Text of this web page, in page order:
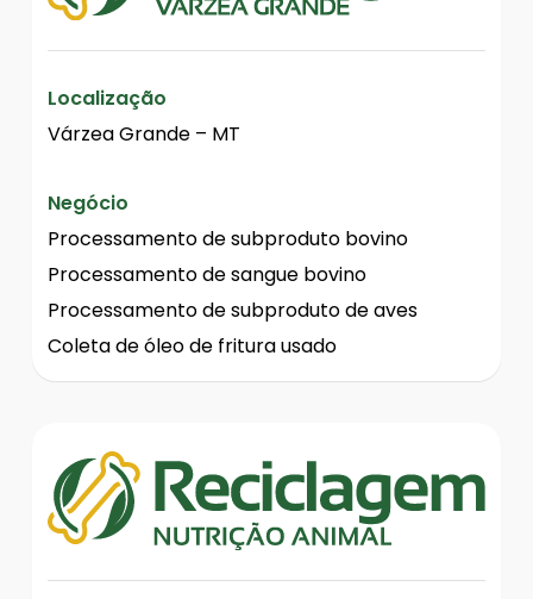
Localização
Várzea Grande – MT
Negócio
Processamento de subproduto bovino
Processamento de sangue bovino
Processamento de subproduto de aves
Coleta de óleo de fritura usado